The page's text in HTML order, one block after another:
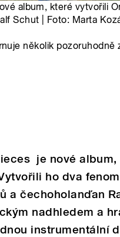
album, které vytvořili
Schut | Foto: Marta
několik
je nové
ho dva
a čechoholanďan
nadhledem a
instrumentální